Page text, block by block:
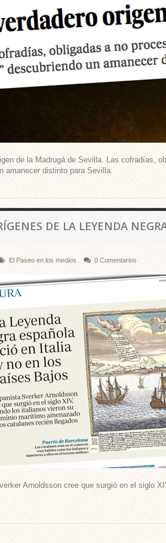
de la Madrugá de Sevilla. Las cofradías,
amanecer distinto para Sevilla.
DE LA LEYENDA
El Paseo en los medios 0 Comentarios
Arnoldsson cree que surgió en el siglo